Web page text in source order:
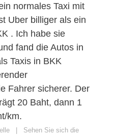
normales Taxi mit
Uber billiger als ein
. Ich habe sie
fand die Autos in
Taxis in BKK
Fahrer sicherer. Der
20 Baht, dann 1
km.
| Sehen Sie sich die